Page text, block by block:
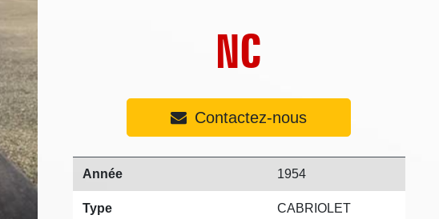
NC
Contactez-nous
Année 1954
Type CABRIOLET